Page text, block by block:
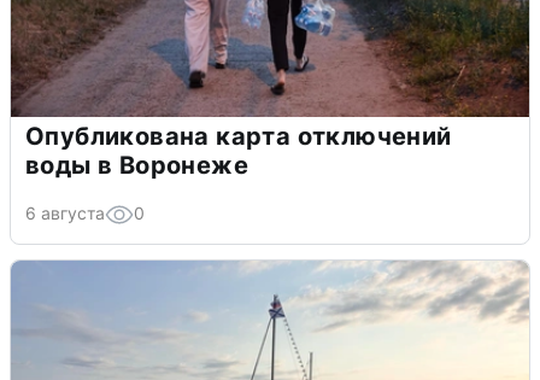
Опубликована карта отключений
воды в Воронеже
6 августа 0